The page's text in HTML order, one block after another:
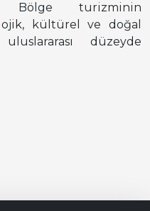
Bölge turizminin
kültürel ve doğal
düzeyde